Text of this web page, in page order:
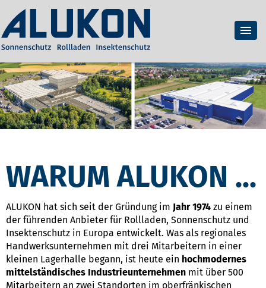
WARUM ALUKON ...
ALUKON hat sich seit der Gründung im Jahr 1974 zu einem
der führenden Anbieter für Rollladen, Sonnenschutz und
Insektenschutz in Europa entwickelt. Was als regionales
Handwerksunternehmen mit drei Mitarbeitern in einer
kleinen Lagerhalle begann, ist heute ein hochmodernes
mittelständisches Industrieunternehmen mit über 500
Mitarbeitern an zwei Standorten im oberfränkischen